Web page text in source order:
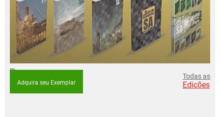
Adquira seu Exemplar
Todas as
Edições